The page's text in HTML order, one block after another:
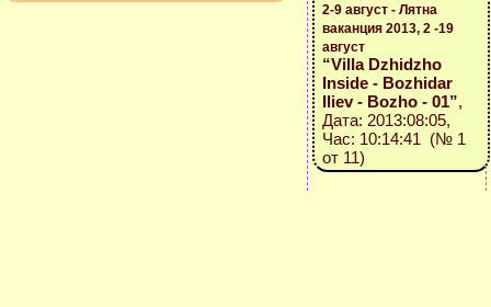
2-9 август - Лятна
ваканция 2013, 2 -19
август
“Villa Dzhidzho
Inside - Bozhidar
Iliev - Bozho - 01”,
Дата: 2013:08:05,
Час: 10:14:41 (№ 1
от 11)